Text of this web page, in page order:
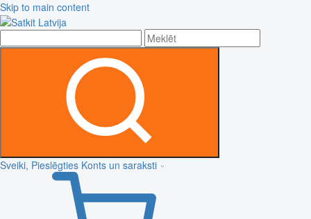
Skip to main content
Sveiki, Pieslēgties Konts un saraksti